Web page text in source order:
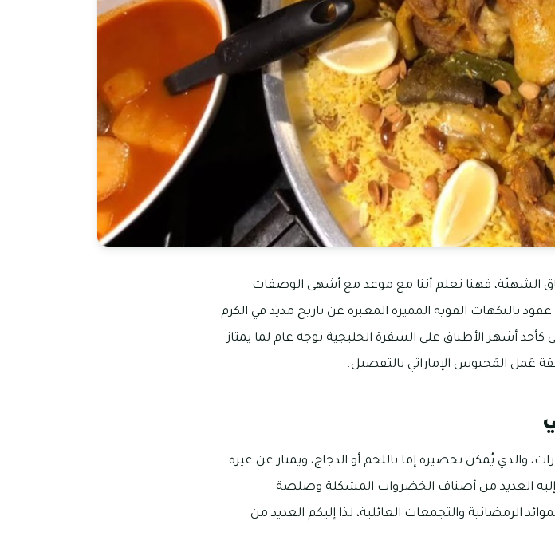
الشهيّة، فهنا نعلم أننا مع موعد مع أشهى الوصفات
عقود بالنكهات القوية المميزة المعبرة عن تاريخ مديد في الكرم
أشهر الأطباق على السفرة الخليجية بوجه عام لما يمتاز
عَمل المَجبوس الإماراتي بالتفصيل.
والذي يُمكن تحضيره إما باللحم أو الدجاج، ويمتاز عن غيره
إليه العديد من أصناف الخضروات المشكلة وصلصة
الرمضانية والتجمعات العائلية، لذا إليكم العديد من